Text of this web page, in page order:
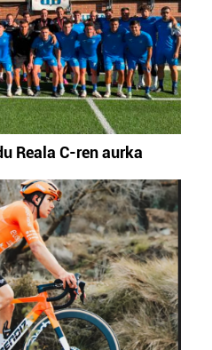
Reala C-ren aurka